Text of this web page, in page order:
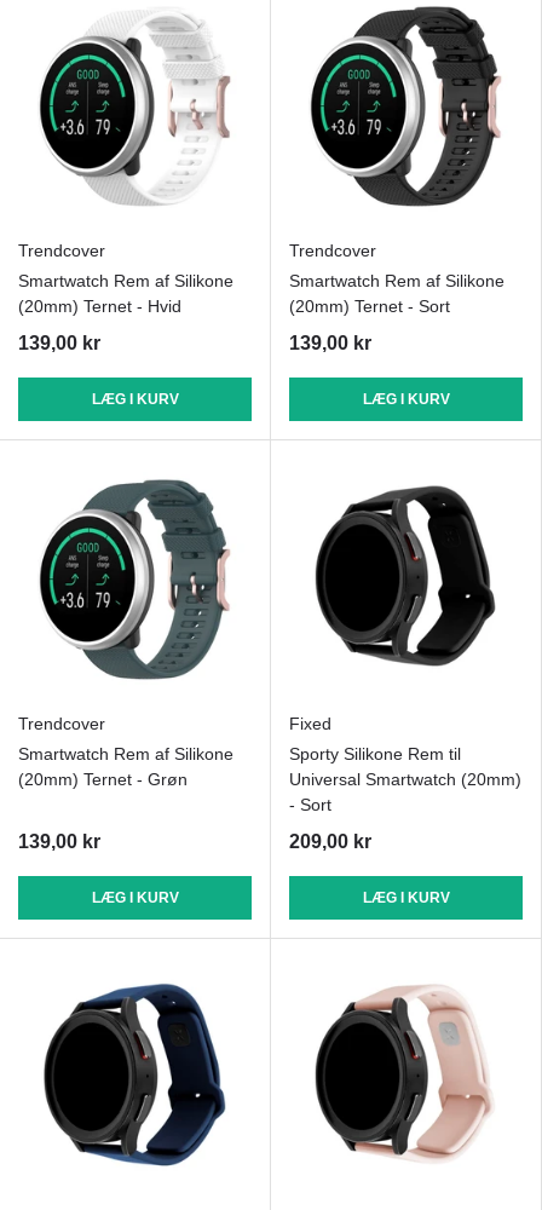
Trendcover
Smartwatch Rem af Silikone
(20mm) Ternet - Hvid
139,00 kr
LÆG I KURV
Trendcover
Smartwatch Rem af Silikone
(20mm) Ternet - Sort
139,00 kr
LÆG I KURV
Trendcover
Smartwatch Rem af Silikone
(20mm) Ternet - Grøn
139,00 kr
LÆG I KURV
Fixed
Sporty Silikone Rem til
Universal Smartwatch (20mm)
- Sort
209,00 kr
LÆG I KURV